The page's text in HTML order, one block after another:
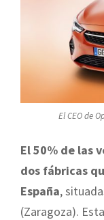
El CEO de
El 50% de las
dos fábricas
España,
(Zaragoza).